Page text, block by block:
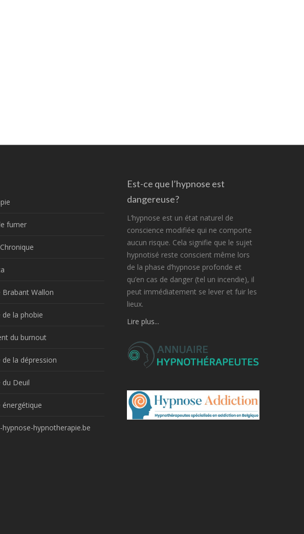
fumer
Brabant Wallon
de la phobie
du burnout
de la dépression
du Deuil
énergétique
hypnose-hypnotherapie.be
Est-ce que l’hypnose est
dangereuse?
L’hypnose est un état naturel de
conscience modifiée qui ne comporte
aucun risque. Cela signifie que le sujet
hypnotisé reste conscient même lors
de la phase d’hypnose profonde et
qu’en cas de danger (tel un incendie), il
peut immédiatement se lever et fuir les
lieux.
Lire plus...